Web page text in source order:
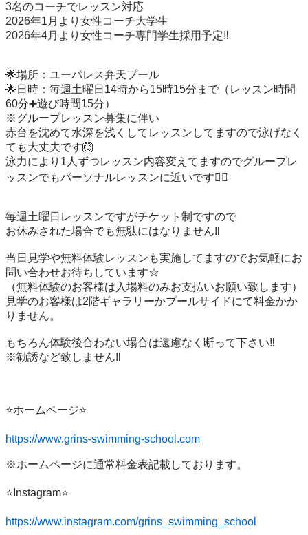
3名のコーチでレッスン対応
2026年1月より女性コーチ大学生
2026年4月より女性コーチ専門学生採用予定‼️
🌟場所：ユーパレス弁天プール
🌟日時：毎週土曜日14時から15時15分まで（レッスン時間
60分➕遊び時間15分）
※グループレッスン募集に伴い
赤台を沈めて水深を浅くしてレッスンしてますので泳げなく
ても大丈夫です🙆
泳力により1人ずつレッスン内容変えてますのでグループレ
ッスンでもパーソナルレッスンに近いです🙇‍♂️
毎週土曜日レッスンですがチケット制ですので
お休みされた場合でも無駄にはなりません‼️
当日見学や無料体験レッスンも実施してますのでお気軽にお
問い合わせお待ちしています☆
（無料体験のお客様は入場料のみお支払いお願い致します）
見学のお客様は2階ギャラリーかプールサイドにて料金かか
りません。
もちろん体験後合わない場合は遠慮なく断って下さい‼️
※勧誘など致しません‼️
⭐️ホームページ⭐️
https://www.grins-swimming-school.com
※ホームページに通常料金表記載しております。
⭐️Instagram⭐️
https://www.instagram.com/grins_swimming_school